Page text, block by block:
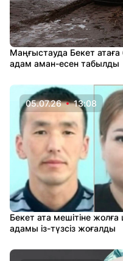
Маңғыстауда Бекет
адам аман-есен табылды
05.07.26 13:08
Бекет ата мешітіне
адамы із-түзсіз жоғалды